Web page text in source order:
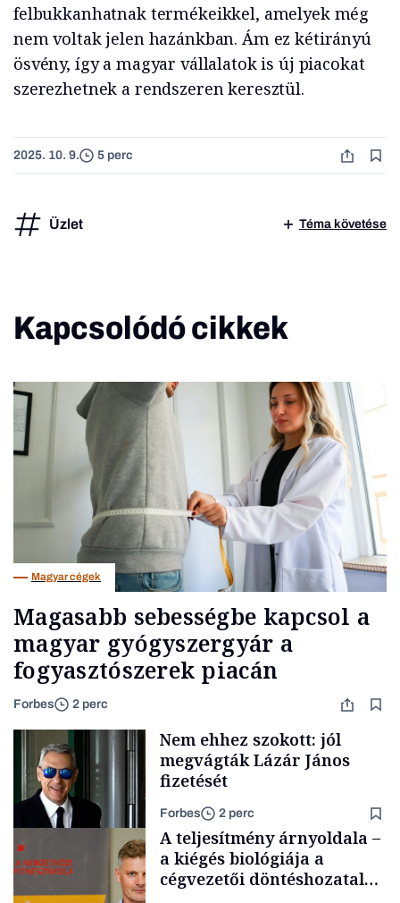
felbukkanhatnak termékeikkel, amelyek még
nem voltak jelen hazánkban. Ám ez kétirányú
ösvény, így a magyar vállalatok is új piacokat
szerezhetnek a rendszeren keresztül.
2025. 10. 9. 5 perc
Üzlet Téma követése
Kapcsolódó cikkek
Magyar cégek
Magasabb sebességbe kapcsol a
magyar gyógyszergyár a
fogyasztószerek piacán
Forbes 2 perc
Nem ehhez szokott: jól
megvágták Lázár János
fizetését
Forbes 2 perc
A teljesítmény árnyoldala –
a kiégés biológiája a
cégvezetői döntéshozatal